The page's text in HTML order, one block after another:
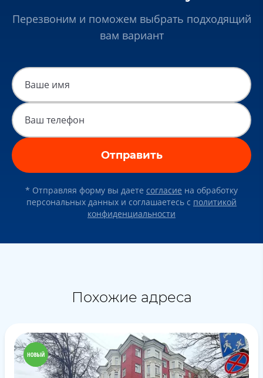
Перезвоним и поможем выбрать подходящий
вам вариант
Отправить
* Отправляя форму вы даете согласие на обработку
персональных данных и соглашаетесь c политикой
конфиденциальности
Похожие адреса